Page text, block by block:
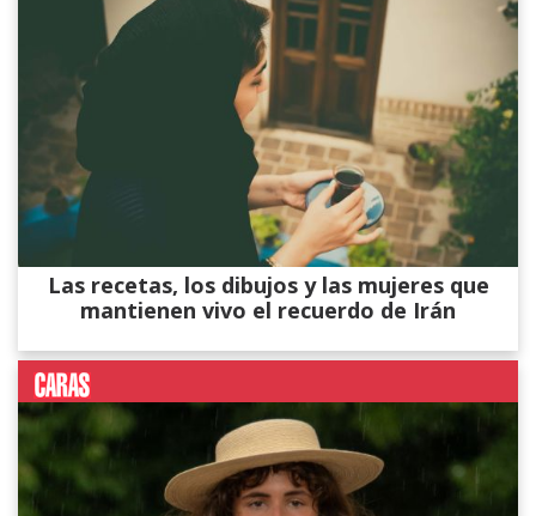
Las recetas, los dibujos y las mujeres que
mantienen vivo el recuerdo de Irán